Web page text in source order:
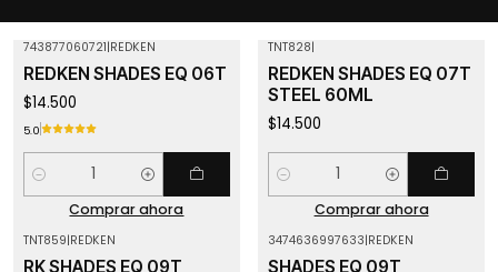
743877060721|REDKEN
REDKEN SHADES EQ 06T
$14.500
5.0
Cantidad
Comprar ahora
TNT828|
REDKEN SHADES EQ 07T
STEEL 60ML
$14.500
Cantidad
Comprar ahora
TNT859|REDKEN
RK SHADES EQ 09T
3474636997633|REDKEN
SHADES EQ 09T